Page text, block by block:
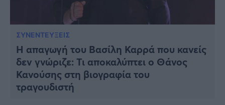
ΣΥΝΕΝΤΕΥΞΕΙΣ
Η απαγωγή του Βασίλη Καρρά που κανείς
δεν γνώριζε: Τι αποκαλύπτει ο Θάνος
Κανούσης στη βιογραφία του
τραγουδιστή